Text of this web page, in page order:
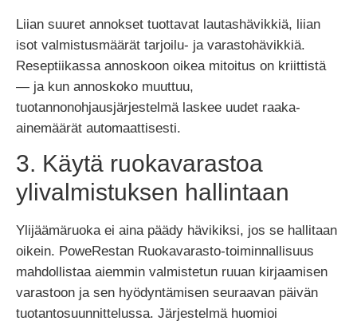
Liian suuret annokset tuottavat lautashävikkiä, liian
isot valmistusmäärät tarjoilu- ja varastohävikkiä.
Reseptiikassa annoskoon oikea mitoitus on kriittistä
— ja kun annoskoko muuttuu,
tuotannonohjausjärjestelmä laskee uudet raaka-
ainemäärät automaattisesti.
3. Käytä ruokavarastoa
ylivalmistuksen hallintaan
Ylijäämäruoka ei aina päädy hävikiksi, jos se hallitaan
oikein. PoweRestan Ruokavarasto-toiminnallisuus
mahdollistaa aiemmin valmistetun ruuan kirjaamisen
varastoon ja sen hyödyntämisen seuraavan päivän
tuotantosuunnittelussa. Järjestelmä huomioi